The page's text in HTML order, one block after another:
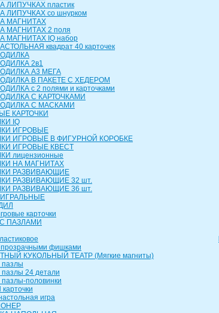
ЛИПУЧКАХ пластик
ЛИПУЧКАХ со шнурком
МАГНИТАХ
МАГНИТАХ 2 поля
МАГНИТАХ IQ набор
квадрат 40 карточек
2в1
А3 МЕГА
В ПАКЕТЕ С ХЕДЕРОМ
с 2 полями и карточками
С КАРТОЧКАМИ
С МАСКАМИ
КАРТОЧКИ
IQ
ИГРОВЫЕ
ИГРОВЫЕ В ФИГУРНОЙ КОРОБКЕ
ИГРОВЫЕ КВЕСТ
лицензионные
НА МАГНИТАХ
РАЗВИВАЮЩИЕ
РАЗВИВАЮЩИЕ 32 шт.
РАЗВИВАЮЩИЕ 36 шт.
ИГРАЛЬНЫЕ
карточки
ПАЗЛАМИ
фишками
КУКОЛЬНЫЙ ТЕАТР (Мягкие магниты)
24 детали
половинки
игра